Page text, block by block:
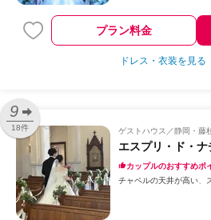
プラン料金
ドレス・衣装を見る
9
18件 ゲストハウス 静岡・藤
エスプリ・ド・ナ
カップルのおすすめポ
チャペルの天井が高い